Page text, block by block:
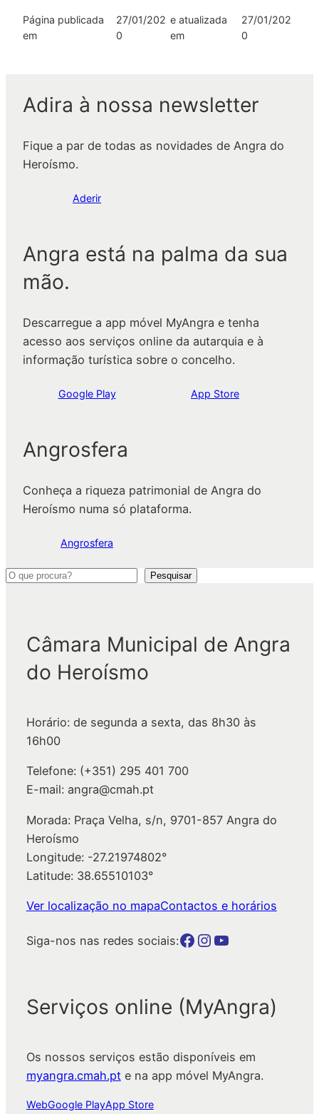
Página publicada
em
27/01/202
0
e atualizada
em
27/01/202
0
Adira à nossa newsletter
Fique a par de todas as novidades de Angra do
Heroísmo.
Aderir
Angra está na palma da sua
mão.
Descarregue a app móvel MyAngra e tenha
acesso aos serviços online da autarquia e à
informação turística sobre o concelho.
Google Play App Store
Angrosfera
Conheça a riqueza patrimonial de Angra do
Heroísmo numa só plataforma.
Angrosfera
P
Pesquisar
Câmara Municipal de Angra
do Heroísmo
Horário: de segunda a sexta, das 8h30 às
16h00
Telefone: (+351) 295 401 700
E-mail: angra@cmah.pt
Morada: Praça Velha, s/n, 9701-857 Angra do
Heroísmo
Longitude: -27.21974802°
Latitude: 38.65510103°
Ver localização no mapaContactos e horários
Siga-nos nas redes sociais:Botão para a página da autarquia no Facebook Botão para a página da autarquia no Instagram Botão para a página da autarquia no Youtube
Serviços online (MyAngra)
Os nossos serviços estão disponíveis em
myangra.cmah.pte na app móvel MyAngra.
WebGoogle PlayApp Store